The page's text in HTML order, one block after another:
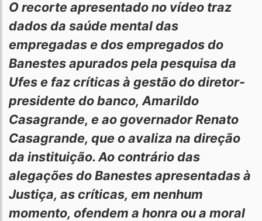
O recorte apresentado no vídeo traz
dados da saúde mental das
empregadas e dos empregados do
Banestes apurados pela pesquisa da
Ufes e faz críticas à gestão do diretor-
presidente do banco, Amarildo
Casagrande, e ao governador Renato
Casagrande, que o avaliza na direção
da instituição. Ao contrário das
alegações do Banestes apresentadas à
Justiça, as críticas, em nenhum
momento, ofendem a honra ou a moral